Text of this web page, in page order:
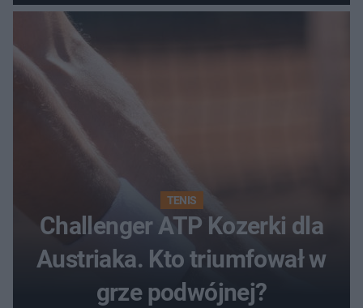
finałem Tour de Pologne
TENIS
Challenger ATP Kozerki dla
Austriaka. Kto triumfował w
grze podwójnej?